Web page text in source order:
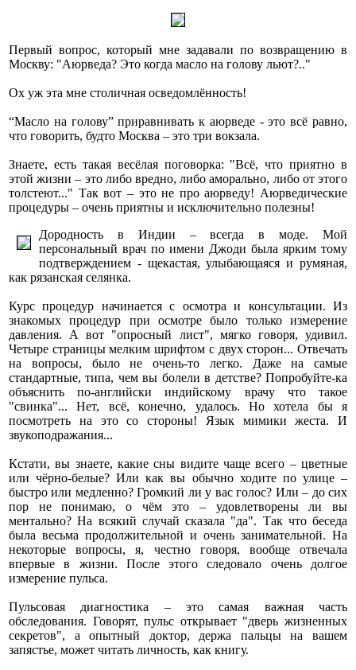
Первый вопрос, который мне задавали по возвращению в
Москву: "Аюрведа? Это когда масло на голову льют?.."
Ох уж эта мне столичная осведомлённость!
“Масло на голову” приравнивать к аюрведе - это всё равно,
что говорить, будто Москва – это три вокзала.
Знаете, есть такая весёлая поговорка: "Всё, что приятно в
этой жизни – это либо вредно, либо аморально, либо от этого
толстеют..." Так вот – это не про аюрведу! Аюрведические
процедуры – очень приятны и исключительно полезны!
Дородность в Индии – всегда в моде. Мой
персональный врач по имени Джоди была ярким тому
подтверждением - щекастая, улыбающаяся и румяная,
как рязанская селянка.
Курс процедур начинается с осмотра и консультации. Из
знакомых процедур при осмотре было только измерение
давления. А вот "опросный лист", мягко говоря, удивил.
Четыре страницы мелким шрифтом с двух сторон... Отвечать
на вопросы, было не очень-то легко. Даже на самые
стандартные, типа, чем вы болели в детстве? Попробуйте-ка
объяснить по-английски индийскому врачу что такое
"свинка"... Нет, всё, конечно, удалось. Но хотела бы я
посмотреть на это со стороны! Язык мимики жеста. И
звукоподражания...
Кстати, вы знаете, какие сны видите чаще всего – цветные
или чёрно-белые? Или как вы обычно ходите по улице –
быстро или медленно? Громкий ли у вас голос? Или – до сих
пор не понимаю, о чём это – удовлетворены ли вы
ментально? На всякий случай сказала "да". Так что беседа
была весьма продолжительной и очень занимательной. На
некоторые вопросы, я, честно говоря, вообще отвечала
впервые в жизни. После этого следовало очень долгое
измерение пульса.
Пульсовая диагностика – это самая важная часть
обследования. Говорят, пульс открывает "дверь жизненных
секретов", а опытный доктор, держа пальцы на вашем
запястье, может читать личность, как книгу.